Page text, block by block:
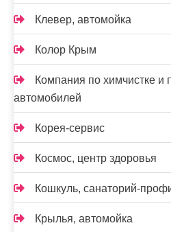
Клевер, автомойка
Колор Крым
Компания по химчистке и
автомобилей
Корея-сервис
Космос, центр здоровья
Кошкуль, санаторий-
Крылья, автомойка